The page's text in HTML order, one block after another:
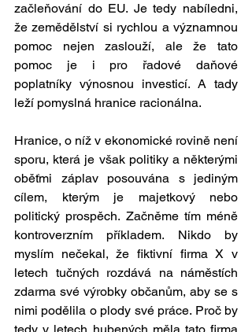
začleňování do EU. Je tedy nabíledni,
že zemědělství si rychlou a významnou
pomoc nejen zaslouží, ale že tato
pomoc je i pro řadové daňové
poplatníky výnosnou investicí. A tady
leží pomyslná hranice racionálna.
Hranice, o níž v ekonomické rovině není
sporu, která je však politiky a některými
oběťmi záplav posouvána s jediným
cílem, kterým je majetkový nebo
politický prospěch. Začněme tím méně
kontroverzním příkladem. Nikdo by
myslím nečekal, že fiktivní firma X v
letech tučných rozdává na náměstích
zdarma své výrobky občanům, aby se s
nimi podělila o plody své práce. Proč by